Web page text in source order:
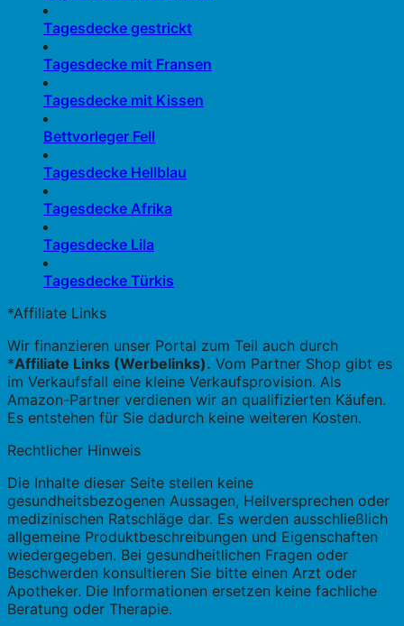
Tagesdecke gestrickt
Tagesdecke mit Fransen
Tagesdecke mit Kissen
Bettvorleger Fell
Tagesdecke Hellblau
Tagesdecke Afrika
Tagesdecke Lila
Tagesdecke Türkis
*Affiliate Links
Wir finanzieren unser Portal zum Teil auch durch
*Affiliate Links (Werbelinks). Vom Partner Shop gibt es
im Verkaufsfall eine kleine Verkaufsprovision. Als
Amazon-Partner verdienen wir an qualifizierten Käufen.
Es entstehen für Sie dadurch keine weiteren Kosten.
Rechtlicher Hinweis
Die Inhalte dieser Seite stellen keine
gesundheitsbezogenen Aussagen, Heilversprechen oder
medizinischen Ratschläge dar. Es werden ausschließlich
allgemeine Produktbeschreibungen und Eigenschaften
wiedergegeben. Bei gesundheitlichen Fragen oder
Beschwerden konsultieren Sie bitte einen Arzt oder
Apotheker. Die Informationen ersetzen keine fachliche
Beratung oder Therapie.